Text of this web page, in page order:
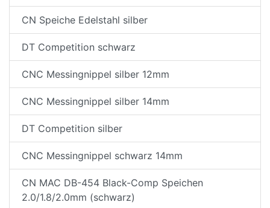
CN Speiche Edelstahl silber
DT Competition schwarz
CNC Messingnippel silber 12mm
CNC Messingnippel silber 14mm
DT Competition silber
CNC Messingnippel schwarz 14mm
CN MAC DB-454 Black-Comp Speichen
2.0/1.8/2.0mm (schwarz)